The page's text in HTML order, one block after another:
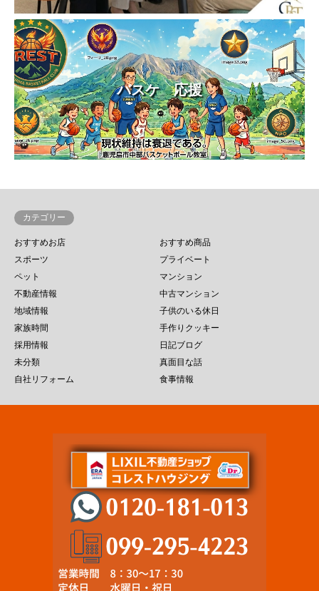
バスケ 応援
カテゴリー
おすすめお店
おすすめ商品
スポーツ
プライベート
ペット
マンション
不動産情報
中古マンション
地域情報
子供のいる休日
家族時間
手作りクッキー
採用情報
日記ブログ
未分類
真面目な話
自社リフォーム
食事情報